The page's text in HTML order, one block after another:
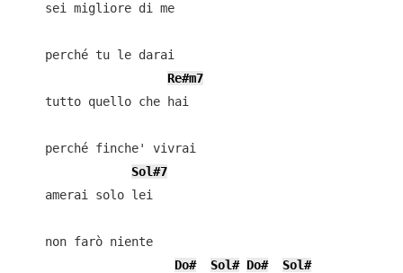
    sei migliore di me
    perché tu le darai
Re#m7
    tutto quello che hai
    perché finche' vivrai
Sol#7
    amerai solo lei
    non farò niente
Do#
Sol# Do#
Sol#